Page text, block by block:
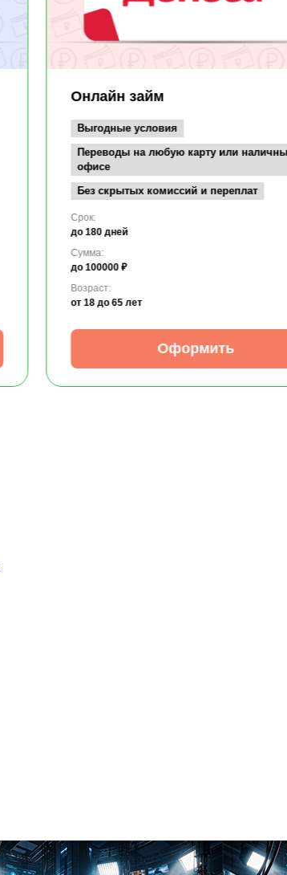
Онлайн займ
Выгодные условия
Переводы на любую карту или
офисе
Без скрытых комиссий и переплат
Срок:
до 180 дней
Сумма:
до 100000 ₽
Возраст:
от 18 до 65 лет
Оформить